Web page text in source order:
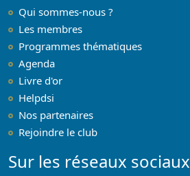
Qui sommes-nous ?
Les membres
Programmes thématiques
Agenda
Livre d'or
Helpdsi
Nos partenaires
Rejoindre le club
Sur les réseaux sociaux